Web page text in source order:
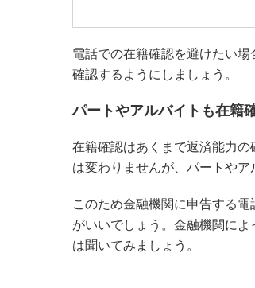
電話での在籍確認を避けたい
確認するようにしましょう。
パートやアルバイトも在籍
在籍確認はあくまで返済能力
は変わりませんが、パートや
このため金融機関に申告する
がいいでしょう。金融機関に
は聞いてみましょう。